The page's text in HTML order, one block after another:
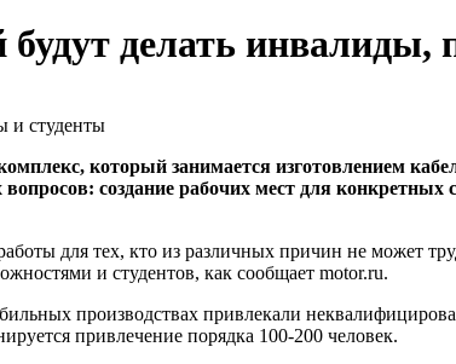
делать инвалиды,
который занимается изготовлением
создание рабочих мест для конкретных
для тех, кто из различных причин не может
и студентов, как сообщает motor.ru.
производствах привлекали
привлечение порядка 100-200 человек.